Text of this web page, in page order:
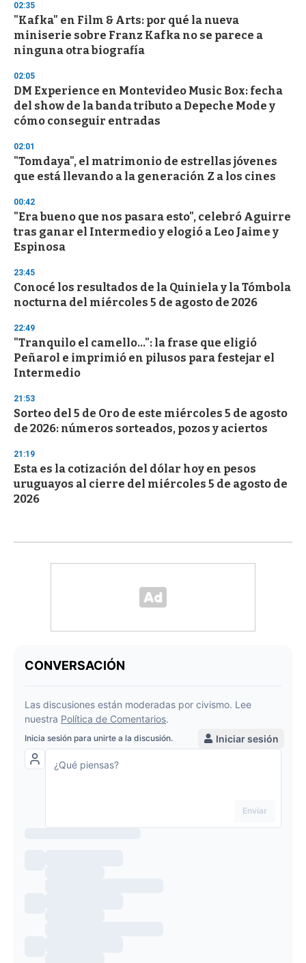
d
s
o
f
3
s
e
c
o
n
02:35
"Kafka" en Film & Arts: por qué la nueva
miniserie sobre Franz Kafka no se parece a
ninguna otra biografía
02:05
DM Experience en Montevideo Music Box: fecha
del show de la banda tributo a Depeche Mode y
cómo conseguir entradas
02:01
"Tomdaya", el matrimonio de estrellas jóvenes
que está llevando a la generación Z a los cines
00:42
"Era bueno que nos pasara esto", celebró Aguirre
tras ganar el Intermedio y elogió a Leo Jaime y
Espinosa
23:45
Conocé los resultados de la Quiniela y la Tómbola
nocturna del miércoles 5 de agosto de 2026
22:49
"Tranquilo el camello...": la frase que eligió
Peñarol e imprimió en pilusos para festejar el
Intermedio
21:53
Sorteo del 5 de Oro de este miércoles 5 de agosto
de 2026: números sorteados, pozos y aciertos
21:19
Esta es la cotización del dólar hoy en pesos
uruguayos al cierre del miércoles 5 de agosto de
2026